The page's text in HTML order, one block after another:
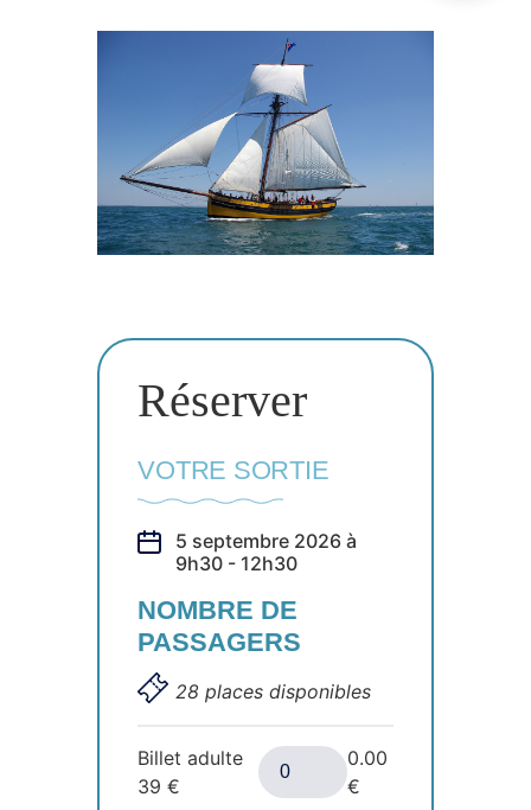
Réserver
VOTRE SORTIE
5 septembre 2026 à
9h30 - 12h30
NOMBRE DE
PASSAGERS
28 places disponibles
Billet adulte
39€
0.00
€